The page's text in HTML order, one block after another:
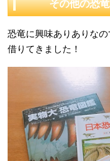
その他の恐
恐竜に興味ありありな
借りてきました！